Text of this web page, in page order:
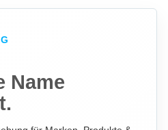
Name